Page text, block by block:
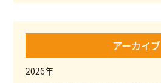
アーカイブ
2026年